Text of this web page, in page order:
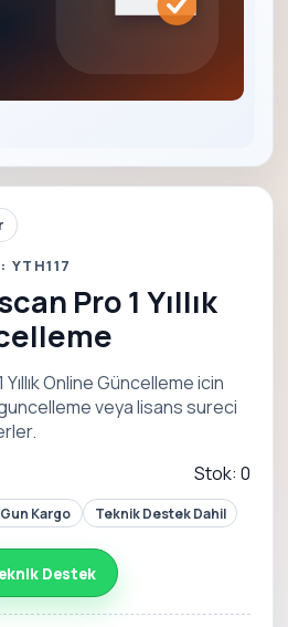
YTH117
Pro 1 Yıllık
Online Güncelleme icin
veya lisans sureci
Stok: 0
Kargo Teknik Destek Dahil
Destek